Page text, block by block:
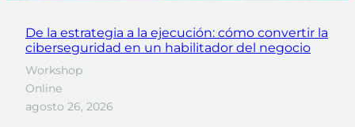
De la estrategia a la ejecución: cómo convertir la
ciberseguridad en un habilitador del negocio
Workshop
Online
agosto 26, 2026